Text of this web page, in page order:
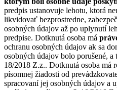
predpis ustanovuje lehotu, ktorá
likvidovať bezprostredne,
osobných údajov až po uplynutí
predpise. Dotknutá osoba má
ochranu osobných údajov ak sa
osobných údajov bolo porušené,
18/2018 Z.z.. Dotknutá osoba má
písomnej žiadosti od
spracovaní jej osobných údajov a